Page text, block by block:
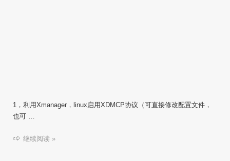
1，利用Xmanager，linux启用XDMCP协议（可直接修改配置文件，
也可 …
继续阅读 »